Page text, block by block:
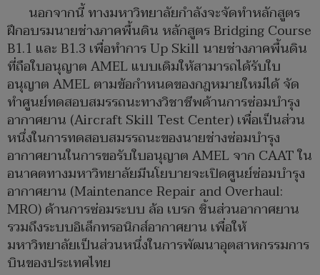
นอกจากนี้ ทางมหาวิทยาลัยกำลังจะจัดทำหลักสูตร
ฝึกอบรมนายช่างภาคพื้นดิน หลักสูตร Bridging Course
B1.1 และ B1.3 เพื่อทำการ Up Skill นายช่างภาคพื้นดิน
ที่ถือใบอนุญาต AMEL แบบเดิมให้สามารถได้รับใบ
อนุญาต AMEL ตามข้อกำหนดของกฎหมายใหม่ได้ จัด
ทำศูนย์ทดสอบสมรรถนะทางวิชาชีพด้านการซ่อมบำรุง
อากาศยาน (Aircraft Skill Test Center) เพื่อเป็นส่วน
หนึ่งในการทดสอบสมรรถนะของนายช่างซ่อมบำรุง
อากาศยานในการขอรับใบอนุญาต AMEL จาก CAAT ใน
อนาคตทางมหาวิทยาลัยมีนโยบายจะเปิดศูนย์ซ่อมบำรุง
อากาศยาน (Maintenance Repair and Overhaul:
MRO) ด้านการซ่อมระบบ ล้อ เบรก ชิ้นส่วนอากาศยาน
รวมถึงระบบอิเล็กทรอนิกส์อากาศยาน เพื่อให้
มหาวิทยาลัยเป็นส่วนหนึ่งในการพัฒนาอุตสาหกรรมการ
บินของประเทศไทย